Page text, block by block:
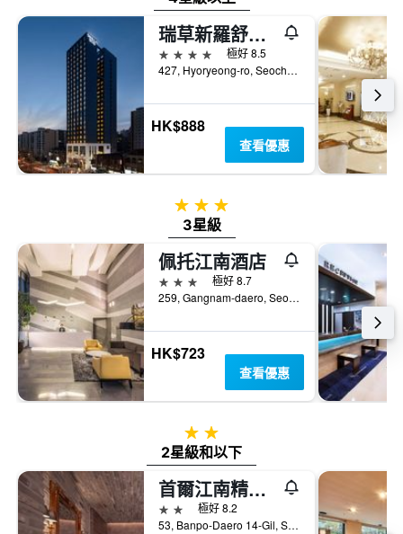
瑞草新羅舒泰酒店
4星級
極好 8.5
427, Hyoryeong-ro, Seocho-gu, 首爾, 韓國
HK$888
查看優惠
3星級
3星級
佩托江南酒店
3星級
極好 8.7
259, Gangnam-daero, Seocho-gu, 首爾, 韓國
HK$723
查看優惠
2星級
2星級和以下
首爾江南精品酒店
2星級
極好 8.2
53, Banpo-Daero 14-Gil, Seocho-gu, 首爾, 韓國